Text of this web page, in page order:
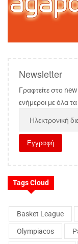
Newsletter
Γραφτείτε στο
ενήμεροι με όλα
Tags Cloud
Basket League
Olympiacos